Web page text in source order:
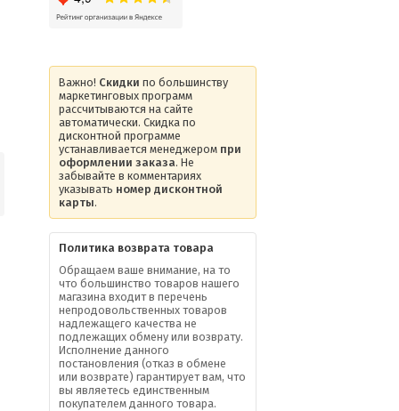
Важно! Скидки по большинству
маркетинговых программ
рассчитываются на сайте
автоматически. Скидка по
дисконтной программе
устанавливается менеджером при
оформлении заказа. Не
забывайте в комментариях
указывать номер дисконтной
карты.
Политика возврата товара
Обращаем ваше внимание, на то
что большинство товаров нашего
магазина входит в перечень
непродовольственных товаров
надлежащего качества не
подлежащих обмену или возврату.
Исполнение данного
постановления (отказ в обмене
или возврате) гарантирует вам, что
вы являетесь единственным
покупателем данного товара.